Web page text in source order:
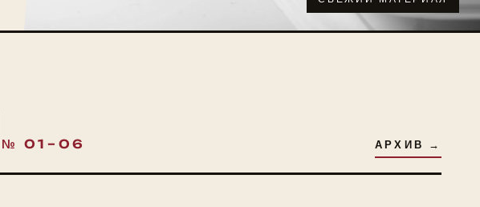
№ 01–06 АРХИВ →